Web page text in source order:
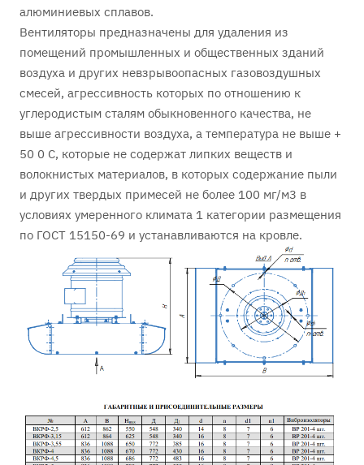
алюминиевых сплавов.
Вентиляторы предназначены для удаления из
помещений промышленных и общественных зданий
воздуха и других невзрывоопасных газовоздушных
смесей, агрессивность которых по отношению к
углеродистым сталям обыкновенного качества, не
выше агрессивности воздуха, а температура не выше +
50 0 С, которые не содержат липких веществ и
волокнистых материалов, в которых содержание пыли
и других твердых примесей не более 100 мг/м3 в
условиях умеренного климата 1 категории размещения
по ГОСТ 15150-69 и устанавливаются на кровле.